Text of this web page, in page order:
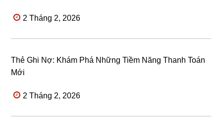
2 Tháng 2, 2026
Thẻ Ghi Nợ: Khám Phá Những Tiềm Năng Thanh Toán
Mới
2 Tháng 2, 2026